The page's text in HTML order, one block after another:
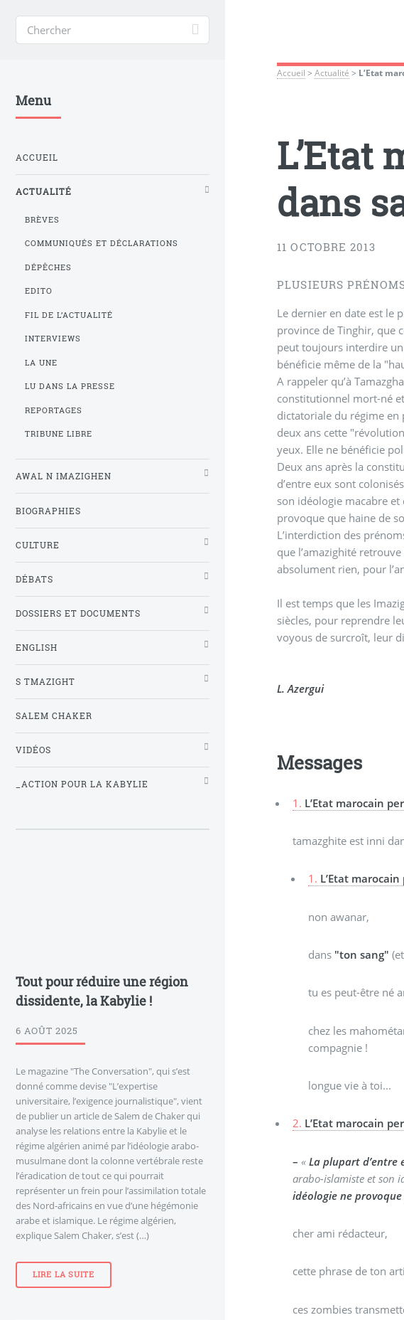
Accueil >Actualité > L’Etat
L’Etat
dans
11 OCTOBRE 2013
PLUSIEURS
Le dernier en date est le
province de Tinghir, que
peut toujours interdire un
bénéficie même de la
A rappeler qu’à
constitutionnel mort-né
dictatoriale du régime en
deux ans cette
yeux. Elle ne bénéficie
Deux ans après la
d’entre eux sont
son idéologie macabre
provoque que haine de
L’interdiction des
que l’amazighité
absolument rien, pour
Il est temps que les
siècles, pour reprendre leur destin en main. Et
voyous de surcroît, leur
L. Azergui
Messages
1. L’Etat marocain
tamazghite est inni
1. L’Etat
non awanar,
dans "ton sang"
tu es peut-être né
chez les
compagnie !
longue vie à toi...
2. L’Etat marocain
– «La plupart d’entre
arabo-islamiste et son
idéologie ne
cher ami rédacteur,
cette phrase de ton
ces zombies
Menu
ACCUEIL
ACTUALITÉ
BRÈVES
COMMUNIQUÉS ET DÉCLARATIONS
DÉPÊCHES
EDITO
FIL DE L’ACTUALITÉ
INTERVIEWS
LA UNE
LU DANS LA PRESSE
REPORTAGES
TRIBUNE LIBRE
AWAL N IMAZIGHEN
BIOGRAPHIES
CULTURE
DÉBATS
DOSSIERS ET DOCUMENTS
ENGLISH
S TMAZIGHT
SALEM CHAKER
VIDÉOS
_ACTION POUR LA KABYLIE
Tout pour réduire une région
dissidente, la Kabylie !
6 AOÛT 2025
Le magazine "The Conversation", qui s’est
donné comme devise "L’expertise
universitaire, l’exigence journalistique", vient
de publier un article de Salem de Chaker qui
analyse les relations entre la Kabylie et le
régime algérien animé par l’idéologie arabo-
musulmane dont la colonne vertébrale reste
l’éradication de tout ce qui pourrait
représenter un frein pour l’assimilation totale
des Nord-africains en vue d’une hégémonie
arabe et islamique. Le régime algérien,
explique Salem Chaker, s’est (…)
LIRE LA SUITE